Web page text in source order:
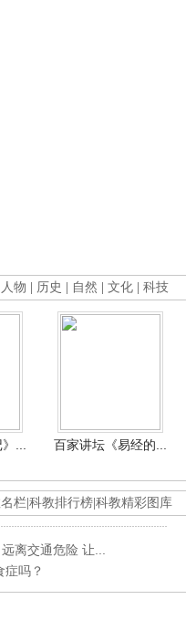
人物 历史 自然 文化 科技
... 百家讲坛《易经的...
栏 科教排行榜 科教精彩图库
远离交通危险 让...
症吗？